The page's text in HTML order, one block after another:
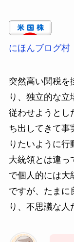
にほんブログ村
突然高い関税を
り、独立的な
従わせようとし
ち出してきて事
りたいように
大統領とは違っ
で個人的には大
ですが、たまに
り、不思議な人